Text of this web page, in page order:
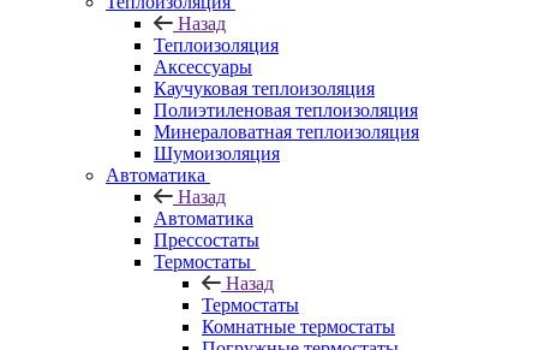
Назад
Теплоизоляция
Аксессуары
Каучуковая теплоизоляция
Полиэтиленовая теплоизоляция
Минераловатная теплоизоляция
Шумоизоляция
Автоматика
Назад
Автоматика
Прессостаты
Термостаты
Назад
Термостаты
Комнатные термостаты